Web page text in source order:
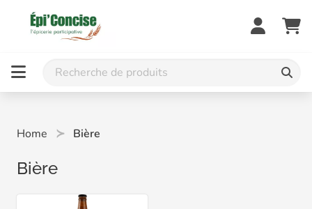
Home Bière
Bière